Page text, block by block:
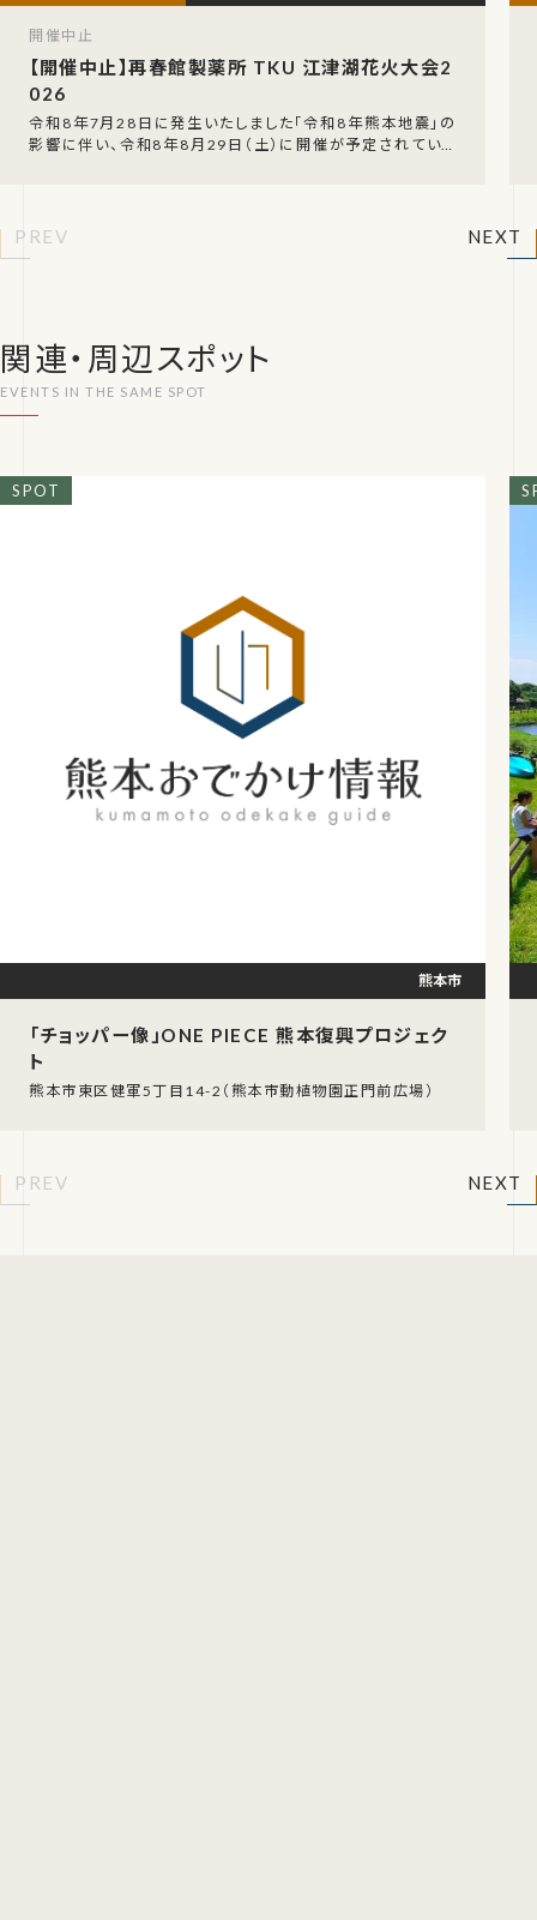
【開催中止】再春館製薬所 TKU 江津湖花火大会2
026
令和8年7月28日に発生いたしました「令和8年熊本地震」の
影響に伴い、令和8年8月29日（土）に開催が予定されていた
開催中止
PREV NEXT
関連・周辺スポット
「チョッパー像」ONE PIECE 熊本復興プロジェク
ト
熊本市東区健軍5丁目14-2（熊本市動植物園正門前広場）
熊本市
PREV NEXT